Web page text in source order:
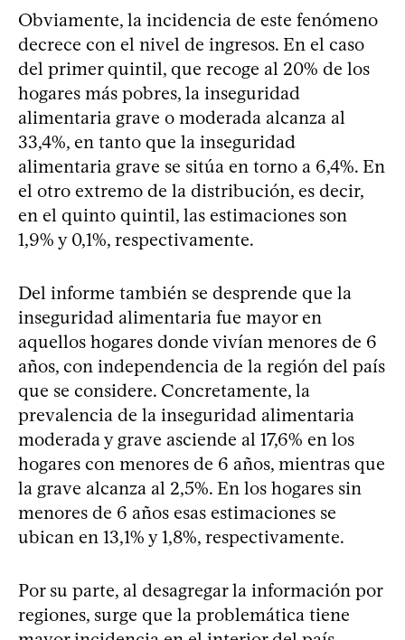
Obviamente, la incidencia de este fenómeno
decrece con el nivel de ingresos. En el caso
del primer quintil, que recoge al 20% de los
hogares más pobres, la inseguridad
alimentaria grave o moderada alcanza al
33,4%, en tanto que la inseguridad
alimentaria grave se sitúa en torno a 6,4%. En
el otro extremo de la distribución, es decir,
en el quinto quintil, las estimaciones son
1,9% y 0,1%, respectivamente.
Del informe también se desprende que la
inseguridad alimentaria fue mayor en
aquellos hogares donde vivían menores de 6
años, con independencia de la región del país
que se considere. Concretamente, la
prevalencia de la inseguridad alimentaria
moderada y grave asciende al 17,6% en los
hogares con menores de 6 años, mientras que
la grave alcanza al 2,5%. En los hogares sin
menores de 6 años esas estimaciones se
ubican en 13,1% y 1,8%, respectivamente.
Por su parte, al desagregar la información por
regiones, surge que la problemática tiene